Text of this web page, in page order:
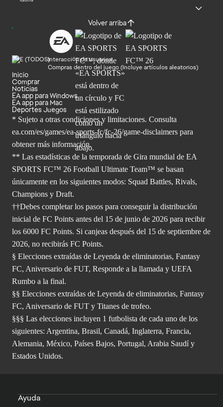
Volver arriba
Interacción de usuarios
Compras dentro del juego (Incluye artículos aleatorios)
Inicio
Comprar
Noticias
EA app para Windows
EA app para Mac
Deportes Juegos
* Sujeto a otras condiciones y limitaciones. Consulta
ea.com/es/games/ea-sports-fc/fc-26/game-disclaimers para
obtenermás información.
** Las estadísticas de la temporada de Gira mundial de EA
SPORTS FC™ 26 Football Ultimate Team™ se basan
únicamente en los siguientes modos: Squad Battles, Rivals,
Champions y Draft.
††Debes completar los pasos para conseguir la distribución
inicial de FC Points antes del 15 de junio de 2026 para recibir
los 6000 FC Points. Si canjeas después del 15 de septiembre de
2026, no recibirás FC Points.
§ Elecciones extraídas de Leyenda de eliminatorias, Fantasy
FC, Aniversario de FUT, Responde a la llamada y UEFA
Rumbo a la final.
§§ Elecciones extraídas de Leyenda de eliminatorias, Fantasy
FC, Aniversario de FUT y Titanes de trofeo.
§§§ Las elecciones incluyen 1 futbolista de cada uno de los
siguientes: Argentina, Brasil, Canadá, Inglaterra, Francia,
Alemania, México, Países Bajos, Portugal, Arabia Saudí y
Estados Unidos.
Ayuda